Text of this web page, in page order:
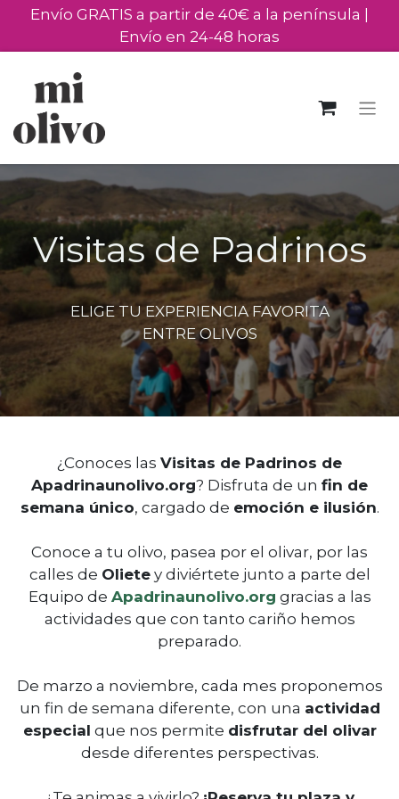
Envío GRATIS a partir de 40€ a la península |
Envío en 24-48 horas
Visitas de Padrinos
ELIGE TU EXPERIENCIA FAVORITA
ENTRE OLIVOS
¿Conoces las Visitas de Padrinos de
Apadrinaunolivo.org? Disfruta de un fin de
semana único, cargado de emoción e ilusión.
Conoce a tu olivo, pasea por el olivar, por las
calles de Olietey diviértete junto a parte del
Equipo de Apadrinaunolivo.org gracias a las
actividades que con tanto cariño hemos
preparado.
De marzo a noviembre, cada mes proponemos
un fin de semana diferente, con una actividad
especial que nos permite disfrutar del olivar
desde diferentes perspectivas.